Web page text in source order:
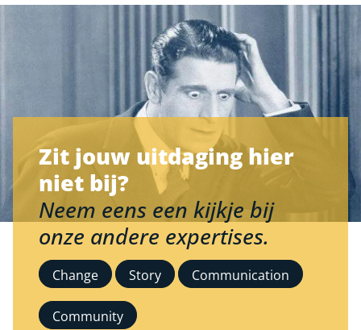
Zit jouw uitdaging hier
niet bij?
Neem eens een kijkje bij
onze andere expertises.
Change Story Communication
Community